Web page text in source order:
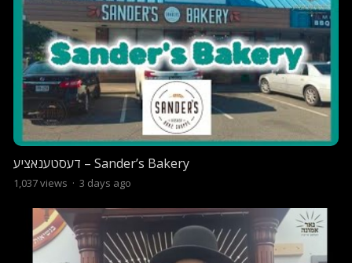
דעסטענאציע – Sander’s Bakery
1,037views · 3 days ago